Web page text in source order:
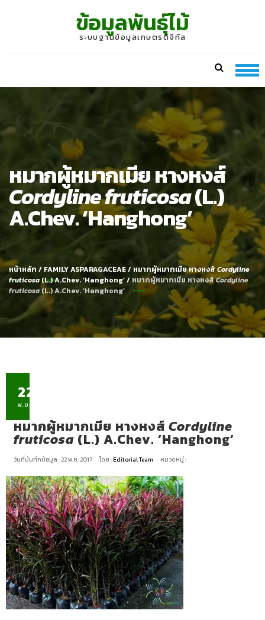
ข้อมูลพันธุ์ไม้
ระบบฐานข้อมูลเกษตรดิจิทัล
หมากผู้หมากเมีย หางหงส์
Cordyline fruticosa(L.)
A.Chev. ‘Hanghong’
หน้าหลัก / FAMILY ASPARAGACEAE/ หมากผู้หมากเมีย หางหงส์ Cordyline
fruticosa(L.) A.Chev. ‘Hanghong’/ หมากผู้หมากเมีย หางหงส์Cordyline
fruticosa (L.) A.Chev. ‘Hanghong’
22
พ.ย.
หมากผู้หมากเมีย หางหงส์ Cordyline
fruticosa(L.) A.Chev. ‘Hanghong’
วันที่บันทึกข้อมูล : 22 พ.ย. 2017 โดย :Editorial Team หมวดหมู่ :